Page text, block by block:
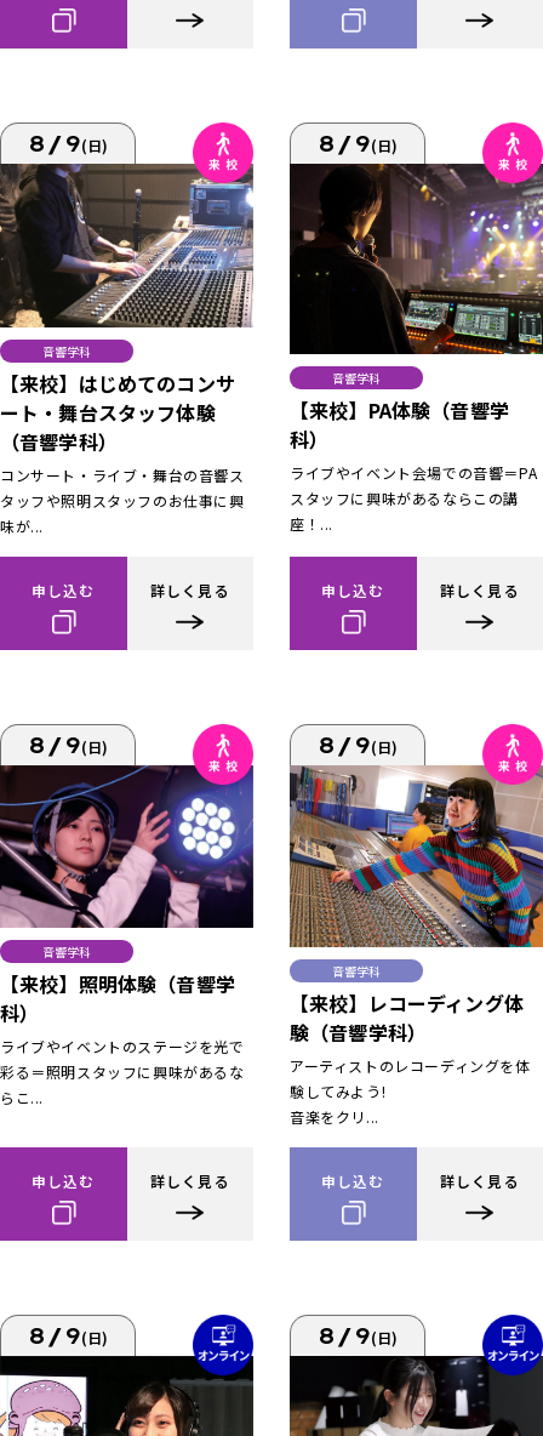
8/9(日)
音響学科
【来校】はじめてのコンサ
ート・舞台スタッフ体験
（音響学科）
コンサート・ライブ・舞台の音響ス
タッフや照明スタッフのお仕事に興
味が...
申し込む 詳しく見る
8/9(日)
音響学科
【来校】PA体験（音響学
科）
ライブやイベント会場での音響＝PA
スタッフに興味があるならこの講
座！...
申し込む 詳しく見る
8/9(日)
音響学科
【来校】照明体験（音響学
科）
ライブやイベントのステージを光で
彩る＝照明スタッフに興味があるな
らこ...
申し込む 詳しく見る
8/9(日)
音響学科
【来校】レコーディング体
験（音響学科）
アーティストのレコーディングを体
験してみよう!
音楽をクリ...
申し込む 詳しく見る
8/9(日) 8/9(日)